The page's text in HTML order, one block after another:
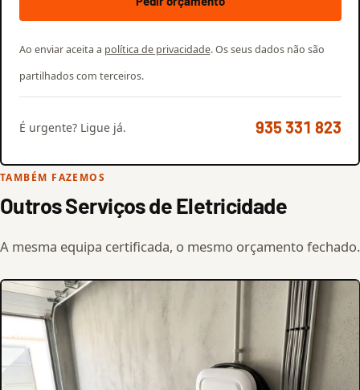
Ao enviar aceita a política de privacidade. Os seus dados não são
partilhados com terceiros.
É urgente? Ligue já. 935 331 823
TAMBÉM FAZEMOS
Outros Serviços de Eletricidade
A mesma equipa certificada, o mesmo orçamento fechado.